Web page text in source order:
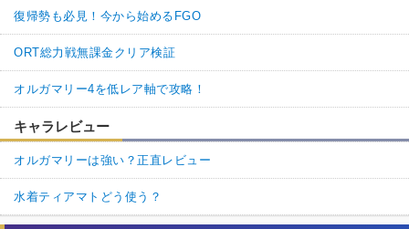
復帰勢も必見！今から始めるFGO
ORT総力戦無課金クリア検証
オルガマリー4を低レア軸で攻略！
キャラレビュー
オルガマリーは強い？正直レビュー
水着ティアマトどう使う？